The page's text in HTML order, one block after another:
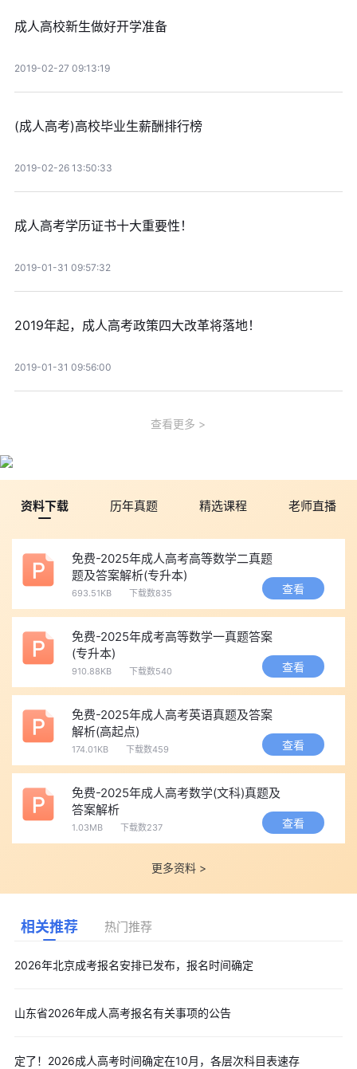
成人高校新生做好开学准备
2019-02-27 09:13:19
(成人高考)高校毕业生薪酬排行榜
2019-02-26 13:50:33
成人高考学历证书十大重要性！
2019-01-31 09:57:32
2019年起，成人高考政策四大改革将落地！
2019-01-31 09:56:00
查看更多
资料下载 历年真题 精选课程 老师直播
免费-2025年成人高考高等数学二真题
题及答案解析(专升本)
693.51KB 下载数835 查看
免费-2025年成考高等数学一真题答案
(专升本)
910.88KB 下载数540 查看
免费-2025年成人高考英语真题及答案
解析(高起点)
174.01KB 下载数459 查看
免费-2025年成人高考数学(文科)真题及
答案解析
1.03MB 下载数237 查看
更多资料 >
相关推荐 热门推荐
2026年北京成考报名安排已发布，报名时间确定
山东省2026年成人高考报名有关事项的公告
定了！2026成人高考时间确定在10月，各层次科目表速存